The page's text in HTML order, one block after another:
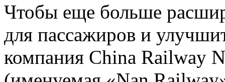
Чтобы еще больше
для пассажиров и
компания China Railway